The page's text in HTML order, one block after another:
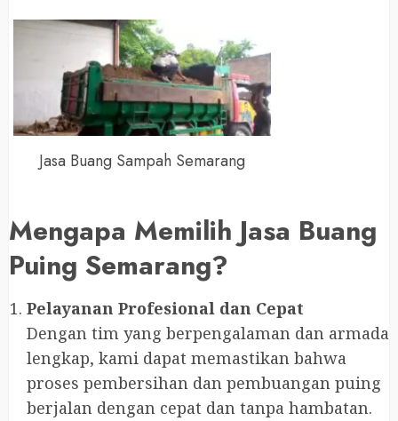
Jasa Buang Sampah Semarang
Mengapa Memilih Jasa Buang
Puing Semarang?
Pelayanan Profesional dan Cepat
Dengan tim yang berpengalaman dan armada
lengkap, kami dapat memastikan bahwa
proses pembersihan dan pembuangan puing
berjalan dengan cepat dan tanpa hambatan.